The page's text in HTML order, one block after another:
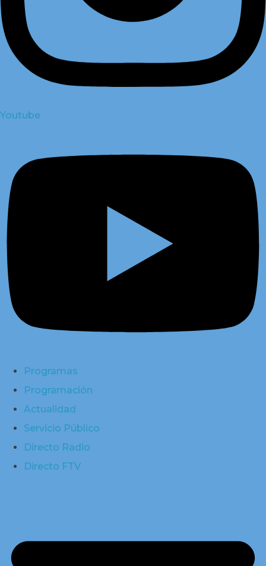
Youtube
Programas
Programación
Actualidad
Servicio Público
Directo Radio
Directo FTV